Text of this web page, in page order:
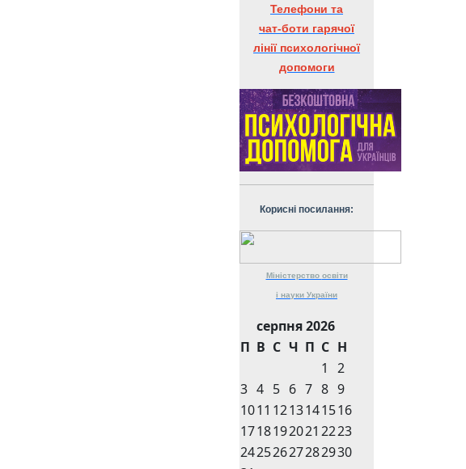
Телефони та
чат-боти гарячої
лінії психологічної
допомоги
Корисні посилання:
Міністерство освіти
і науки України
серпня 2026
П В С Ч П С Н
1
2
3 4 5 6 7 8 9
1011 1213141516
1718192021 2223
24252627282930